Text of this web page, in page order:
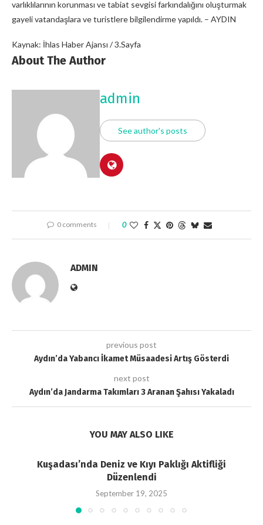
varlıklılarının korunması ve tabiat sevgisi farkındalığını oluşturmak
gayeli vatandaşlara ve turistlere bilgilendirme yapıldı. – AYDIN
Kaynak: İhlas Haber Ajansı / 3.Sayfa
About The Author
admin
See author's posts
0 comments 0
ADMIN
previous post
Aydın’da Yabancı İkamet Müsaadesi Artış Gösterdi
next post
Aydın’da Jandarma Takımları 3 Aranan Şahısı Yakaladı
YOU MAY ALSO LIKE
Kuşadası’nda Deniz ve Kıyı Paklığı Aktifliği
Düzenlendi
September 19, 2025